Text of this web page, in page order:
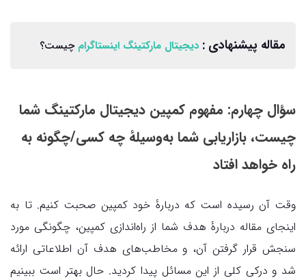
مقاله پیشنهادی : دیجیتال مارکتینگ اینستاگرام چیست؟
سؤال چهارم: مفهوم کمپین‌ دیجیتال مارکتینگ شما
چیست، بازاریابی شما به‌وسیلهٔ چه کسی/چگونه به
راه خواهد افتاد
وقت آن رسیده است که دربارهٔ خود کمپین صحبت کنیم. تا به
اینجای مقاله دربارهٔ هدف شما از راه‌اندازی کمپین، چگونگی مورد
سنجش قرار گرفتن آن، و مخاطب‌های هدف آن اطلاعاتی ارائه
شد و درکی کلی از این مسائل پیدا کردید. حال بهتر است ببینیم